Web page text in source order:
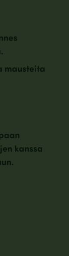
mausteita
kanssa